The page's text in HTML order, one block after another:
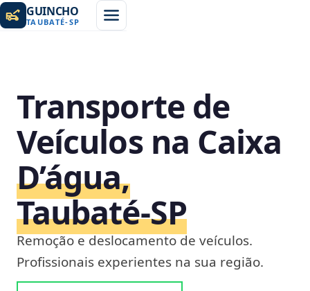
GUINCHO
TAUBATÉ-SP
Transporte de
Veículos na Caixa
D’água,
Taubaté‑SP
Remoção e deslocamento de veículos.
Profissionais experientes na sua região.